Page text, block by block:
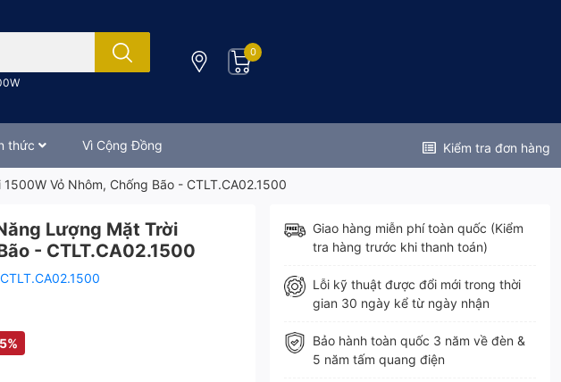
0
thức Vì Cộng Đồng Kiểm tra đơn hàng
Vỏ Nhôm, Chống Bão - CTLT.CA02.1500
Lượng Mặt Trời
- CTLT.CA02.1500
CTLT.CA02.1500
Giao hàng miễn phí toàn quốc (Kiểm
tra hàng trước khi thanh toán)
Lỗi kỹ thuật được đổi mới trong thời
gian 30 ngày kể từ ngày nhận
Bảo hành toàn quốc 3 năm về đèn &
5 năm tấm quang điện